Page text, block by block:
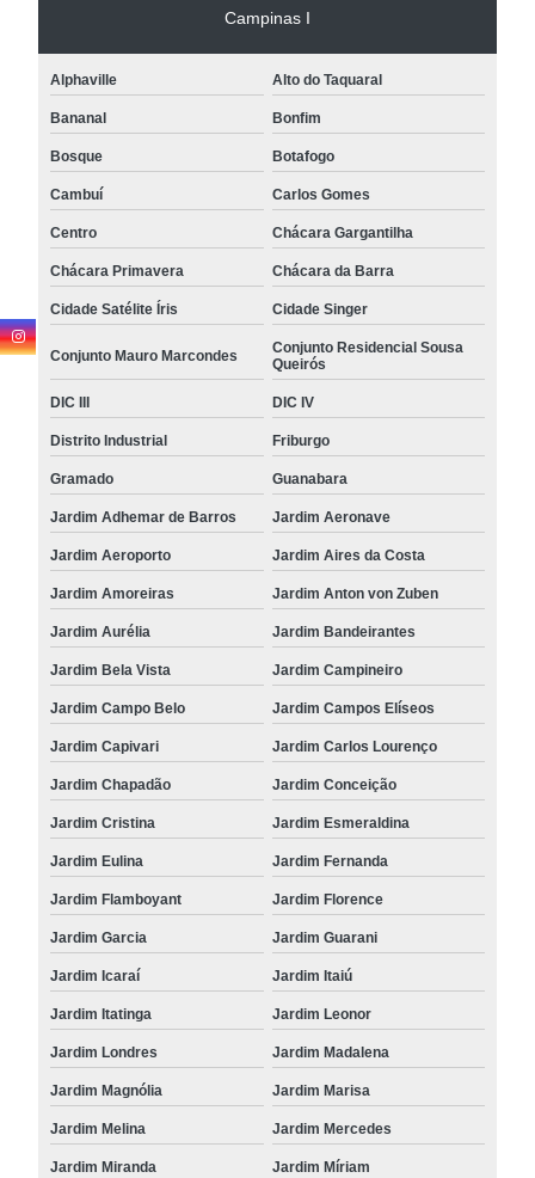
Campinas I
Alphaville Alto do Taquaral
Bananal Bonfim
Bosque Botafogo
Cambuí Carlos Gomes
Centro Chácara Gargantilha
Chácara Primavera Chácara da Barra
Cidade Satélite Íris Cidade Singer
Conjunto Mauro Marcondes
Conjunto Residencial Sousa
Queirós
DIC III DIC IV
Distrito Industrial Friburgo
Gramado Guanabara
Jardim Adhemar de Barros Jardim Aeronave
Jardim Aeroporto Jardim Aires da Costa
Jardim Amoreiras Jardim Anton von Zuben
Jardim Aurélia Jardim Bandeirantes
Jardim Bela Vista Jardim Campineiro
Jardim Campo Belo Jardim Campos Elíseos
Jardim Capivari Jardim Carlos Lourenço
Jardim Chapadão Jardim Conceição
Jardim Cristina Jardim Esmeraldina
Jardim Eulina Jardim Fernanda
Jardim Flamboyant Jardim Florence
Jardim Garcia Jardim Guarani
Jardim Icaraí Jardim Itaiú
Jardim Itatinga Jardim Leonor
Jardim Londres Jardim Madalena
Jardim Magnólia Jardim Marisa
Jardim Melina Jardim Mercedes
Jardim Miranda Jardim Míriam